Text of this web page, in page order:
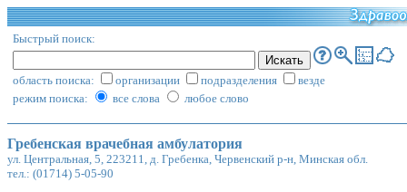
Быстрый поиск:
область поиска: организации подразделения
везде
режим поиска:
все слова любое слово
Гребенская врачебная амбулатория
ул. Центральная, 5, 223211, д. Гребенка, Червенский р-н, Минская обл.
тел.: (01714) 5-05-90